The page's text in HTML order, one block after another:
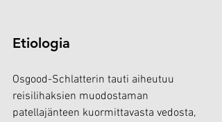
Etiologia
Osgood-Schlatterin tauti aiheutuu
reisilihaksien muodostaman
patellajänteen kuormittavasta vedosta,